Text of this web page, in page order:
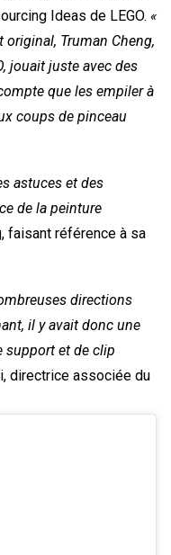
Ideas de LEGO. «
Truman Cheng,
jouait juste avec des
que les empiler à
coups de pinceau
astuces et des
de la peinture
faisant référence à sa
directions
il y avait donc une
support et de clip
directrice associée du